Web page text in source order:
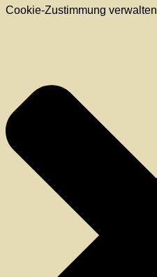
Cookie-Zustimmung verwalten